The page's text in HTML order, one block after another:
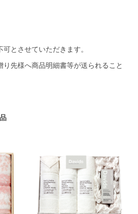
とさせていただきます。
り先様へ商品明細書等が送られること